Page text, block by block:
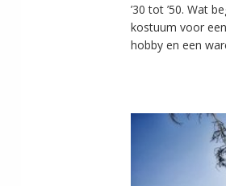
’30 tot ’50. Wat
kostuum voor
hobby en een